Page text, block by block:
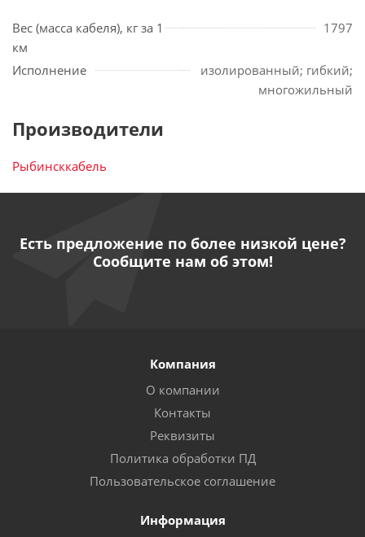
Вес (масса кабеля), кг за 1
км
1797
Исполнение
изолированный; гибкий;
многожильный
Производители
Рыбинсккабель
Есть предложение по более низкой цене?
Сообщите нам об этом!
Компания
О компании
Контакты
Реквизиты
Политика обработки ПД
Пользовательское соглашение
Информация